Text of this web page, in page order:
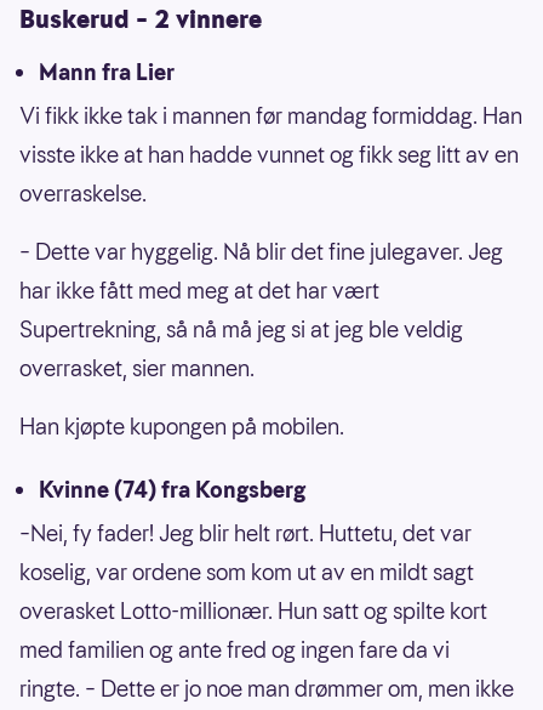
Buskerud – 2 vinnere
Mann fra Lier
Vi fikk ikke tak i mannen før mandag formiddag. Han
visste ikke at han hadde vunnet og fikk seg litt av en
overraskelse.
– Dette var hyggelig. Nå blir det fine julegaver. Jeg
har ikke fått med meg at det har vært
Supertrekning, så nå må jeg si at jeg ble veldig
overrasket, sier mannen.
Han kjøpte kupongen på mobilen.
Kvinne (74) fra Kongsberg
–Nei, fy fader! Jeg blir helt rørt. Huttetu, det var
koselig, var ordene som kom ut av en mildt sagt
overasket Lotto-millionær. Hun satt og spilte kort
med familien og ante fred og ingen fare da vi
ringte. – Dette er jo noe man drømmer om, men ikke